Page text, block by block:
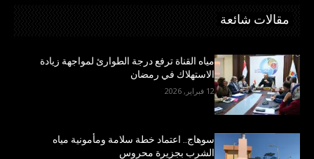
مقالات شائعة
مياه القناة ترفع درجة الطوارئ لمواجهة زيادة
الاستهلاك في رمضان
12 فبراير, 2026
سوهاج.. اعتماد خطة سلامة ومأمونية مياه
الشرب بجزيرة محروس